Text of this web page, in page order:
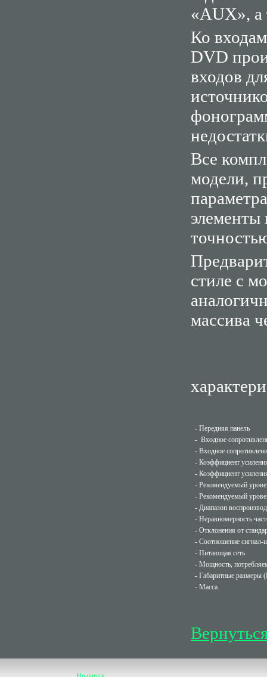
«AUX», а
Ко
DVD
входов
Все
модели,
элементы
стиле с
массива
- Передняя панель
- Входное
- Входное
- Коэффициент
- Коэффициент
- Рекомендуемый
- Рекомендуемый
- Диапазон
- Неравномерность
- Отклонения от
- Соотношение
- Питающая сеть
- Мощность,
- Габаритные
- Масса